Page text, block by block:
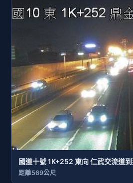
國道十號 1K+252 東向 仁武交流道
距離569公尺